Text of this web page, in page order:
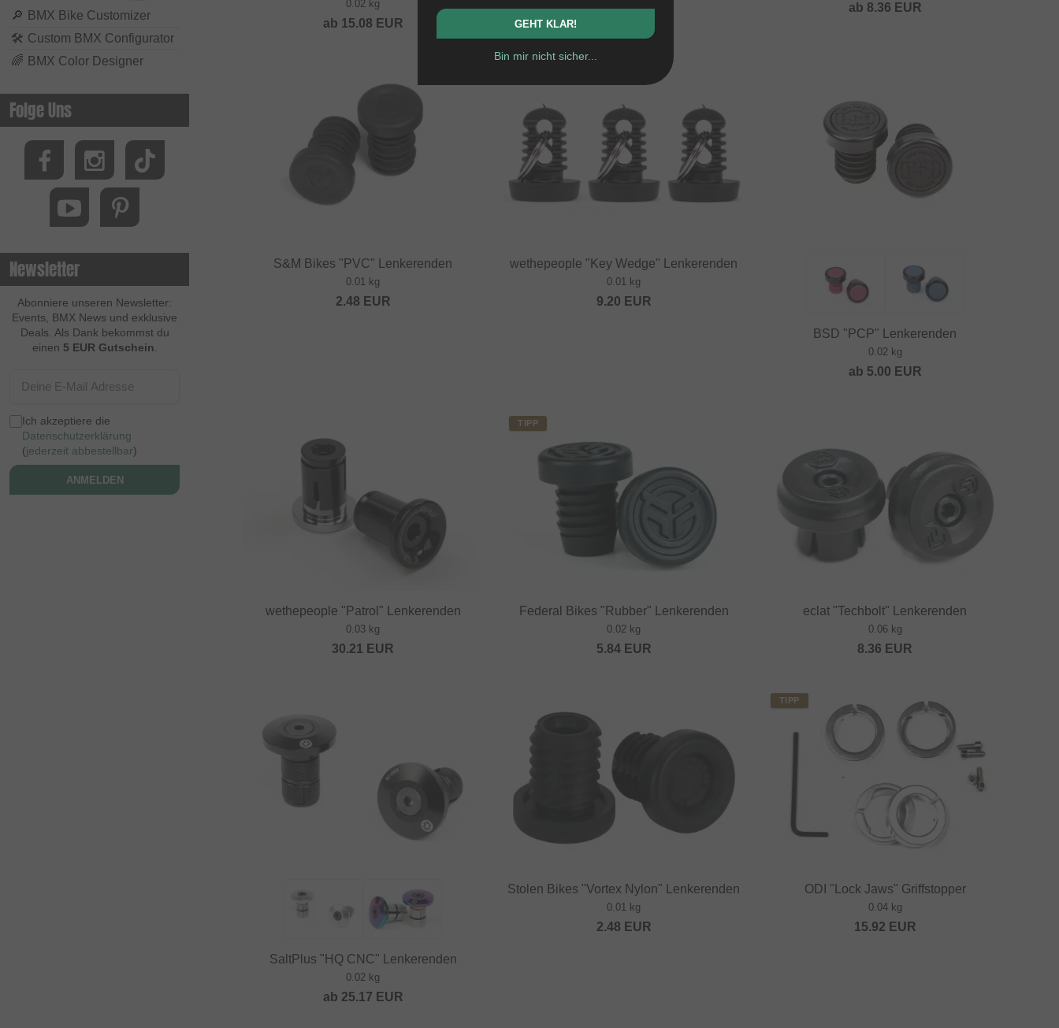
🔎 BMX Bike Customizer
🛠 Custom BMX Configurator
🌈 BMX Color Designer
Folge Uns
Newsletter
Abonniere unseren Newsletter:
Events, BMX News und exklusive
Deals. Als Dank bekommst du
einen 5 EUR Gutschein
Ich akzeptiere die
Datenschutzerklärung
(jederzeit abbestellbar)
ANMELDEN
0.02 kg
ab 15.08 EUR
ab16.76EUR ab 8.36 EUR
S&M Bikes "PVC" Lenkerenden
0.01 kg
2.48 EUR
wethepeople "Key Wedge" Lenkerenden
0.01 kg
9.20 EUR
BSD "PCP" Lenkerenden
0.02 kg
ab 5.00 EUR
wethepeople "Patrol" Lenkerenden
0.03 kg
30.21 EUR
TIPP
Federal Bikes "Rubber" Lenkerenden
0.02 kg
5.84EUR
eclat "Techbolt" Lenkerenden
0.06 kg
8.36 EUR
SaltPlus "HQ CNC" Lenkerenden
0.02 kg
ab 25.17 EUR
Stolen Bikes "Vortex Nylon" Lenkerenden
0.01 kg
2.48 EUR
TIPP
ODI "Lock Jaws" Griffstopper
0.04 kg
15.92 EUR
GEHT KLAR!
Bin mir nicht sicher...